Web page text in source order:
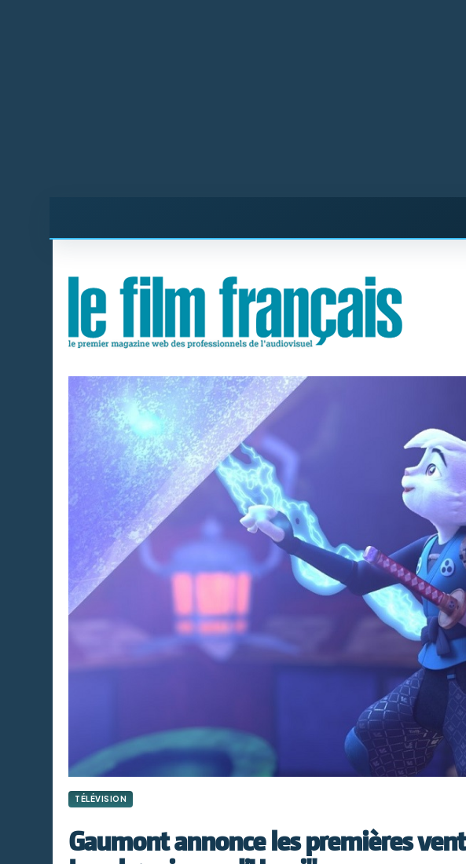
TÉLÉVISION
Gaumont annonce les premières